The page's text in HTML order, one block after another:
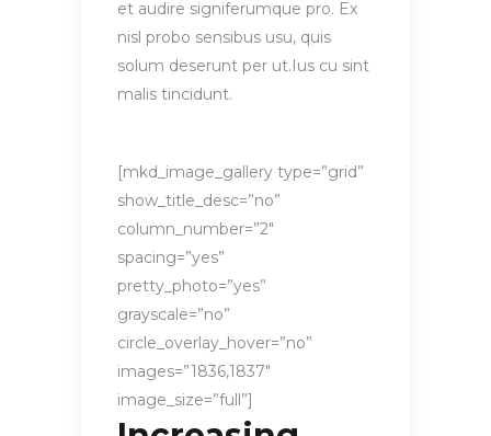
et audire signiferumque pro. Ex
nisl probo sensibus usu, quis
solum deserunt per ut.Ius cu sint
malis tincidunt.
[mkd_image_gallery type=”grid”
show_title_desc=”no”
column_number=”2″
spacing=”yes”
pretty_photo=”yes”
grayscale=”no”
circle_overlay_hover=”no”
images=”1836,1837″
image_size=”full”]